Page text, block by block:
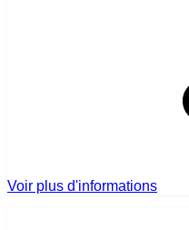
Voir plus d'informations